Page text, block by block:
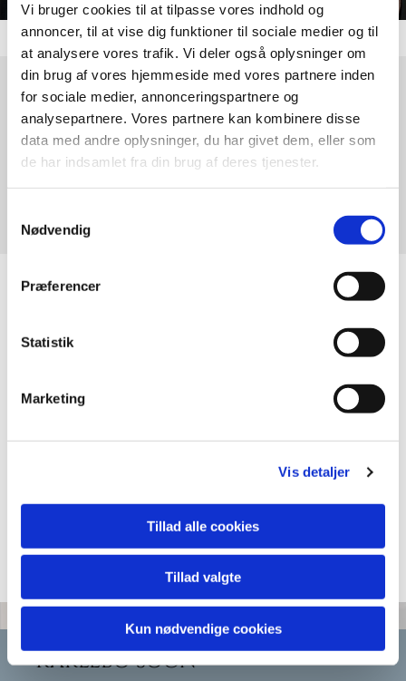
Vi bruger cookies til at tilpasse vores indhold og
annoncer, til at vise dig funktioner til sociale medier og til
at analysere vores trafik. Vi deler også oplysninger om
din brug af vores hjemmeside med vores partnere inden
for sociale medier, annonceringspartnere og
analysepartnere. Vores partnere kan kombinere disse
data med andre oplysninger, du har givet dem, eller som
de har indsamlet fra din brug af deres tjenester.
Nødvendig
Præferencer
Statistik
Marketing
Vis detaljer
Tillad alle cookies
Tillad valgte
Kun nødvendige cookies
Søndag 1. november 2026, kl. 16:00
Nivå Kirke, Nivå Kirkevej, 2990 Nivå
Karlebo Sogn